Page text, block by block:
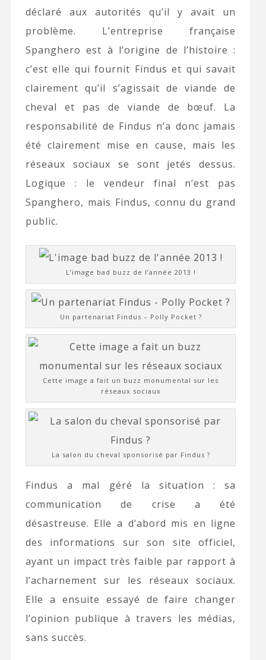
déclaré aux autorités qu’il y avait un
problème. L’entreprise française
Spanghero est à l’origine de l’histoire :
c’est elle qui fournit Findus et qui savait
clairement qu’il s’agissait de viande de
cheval et pas de viande de bœuf. La
responsabilité de Findus n’a donc jamais
été clairement mise en cause, mais les
réseaux sociaux se sont jetés dessus.
Logique : le vendeur final n’est pas
Spanghero, mais Findus, connu du grand
public.
L’image bad buzz de l’année 2013 !
Un partenariat Findus – Polly Pocket ?
Cette image a fait un buzz monumental sur les
réseaux sociaux
La salon du cheval sponsorisé par Findus ?
Findus a mal géré la situation : sa
communication de crise a été
désastreuse. Elle a d’abord mis en ligne
des informations sur son site officiel,
ayant un impact très faible par rapport à
l’acharnement sur les réseaux sociaux.
Elle a ensuite essayé de faire changer
l’opinion publique à travers les médias,
sans succès.